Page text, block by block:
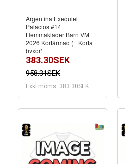
Argentina Exequiel
Palacios #14
Hemmakläder Barn VM
2026 Kortärmad (+ Korta
byxor)
383.30SEK
958.31SEK
Exkl moms: 383.30SEK